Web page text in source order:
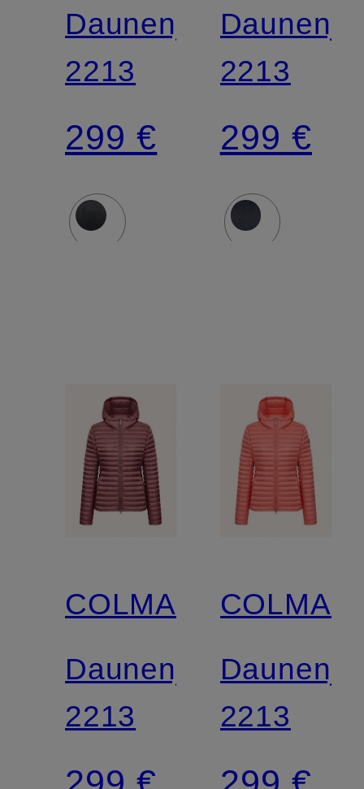
Daunenjacke
2213
299 €
2213
299 €
COLMAR
Daunenjacke
2213
COLMAR
2213